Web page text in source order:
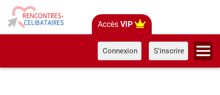
Accès VIP
Connexion S'inscrire